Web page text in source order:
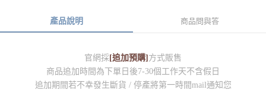
產品說明 商品問與答
官網採 [追加預購] 方式販售
商品追加時間為下單日後7-30個工作天不含假日
追加期間若不幸發生斷貨 / 停產將第一時間mail通知您